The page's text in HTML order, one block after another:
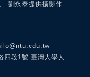
劉永泰提供攝影作
四段1號 臺灣大學人